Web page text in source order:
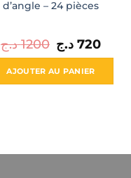
d’angle – 24 pièces
1200 د.ج
Le
prix
initial
était :
720 د.ج
Le
actuel
AJOUTER AU PANIER